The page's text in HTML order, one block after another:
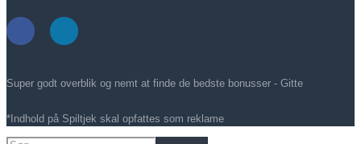
Super godt overblik og nemt at finde de bedste bonusser - Gitte
*Indhold på Spiltjek skal opfattes som reklame